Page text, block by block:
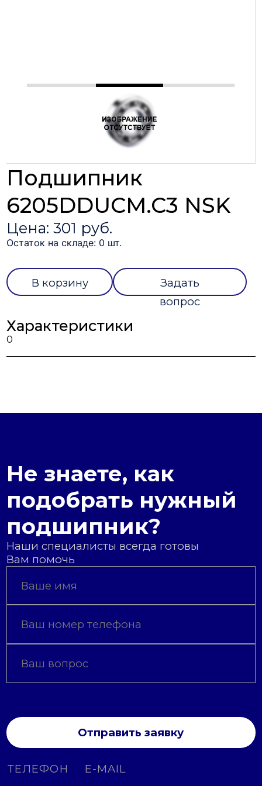
Подшипник
6205DDUCM.C3 NSK
Цена: 301 руб.
Остаток на складе: 0 шт.
В корзину
Задать
вопрос
Характеристики
0
Не знаете, как
подобрать нужный
подшипник?
Наши специалисты всегда готовы
Вам помочь
Отправить заявку
ТЕЛЕФОН E-MAIL